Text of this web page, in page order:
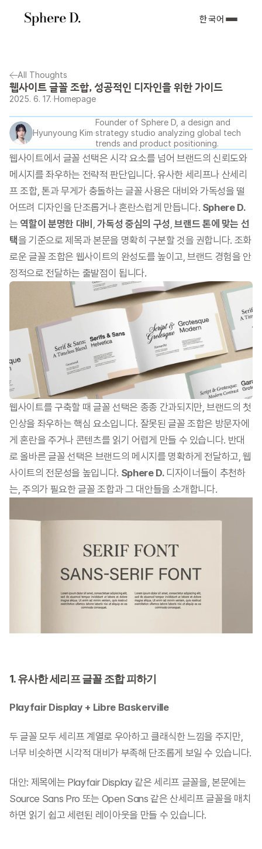
한국어
All Thoughts
웹사이트 글꼴 조합, 성공적인 디자인을 위한 가이드
2025. 6. 17. Homepage
Hyunyoung Kim
Founder of Sphere D, a design and
strategy studio analyzing global tech
trends and product positioning.
웹사이트에서 글꼴 선택은 시각 요소를 넘어 브랜드의 신뢰도와
메시지를 좌우하는 전략적 판단입니다. 유사한 세리프나 산세리
프 조합, 톤과 무게가 충돌하는 글꼴 사용은 대비와 가독성을 떨
어뜨려 디자인을 단조롭거나 혼란스럽게 만듭니다. Sphere D.
는 역할이 분명한 대비 , 가독성 중심의 구성, 브랜드 톤에 맞는 선
택을 기준으로 제목과 본문을 명확히 구분할 것을 권합니다. 조화
로운 글꼴 조합은 웹사이트의 완성도를 높이고, 브랜드 경험을 안
정적으로 전달하는 출발점이 됩니다.
웹사이트를 구축할 때 글꼴 선택은 종종 간과되지만, 브랜드의 첫
인상을 좌우하는 핵심 요소입니다. 잘못된 글꼴 조합은 방문자에
게 혼란을 주거나 콘텐츠를 읽기 어렵게 만들 수 있습니다. 반대
로 올바른 글꼴 선택은 브랜드의 메시지를 명확하게 전달하고, 웹
사이트의 전문성을 높입니다. Sphere D. 디자이너들이 추천하
는, 주의가 필요한 글꼴 조합과 그 대안들을 소개합니다.
1. 유사한 세리프 글꼴 조합 피하기
Playfair Display + Libre Baskerville
두 글꼴 모두 세리프 계열로 우아하고 클래식한 느낌을 주지만,
너무 비슷하면 시각적 대비가 부족해 단조롭게 보일 수 있습니다.
대안: 제목에는 Playfair Display 같은 세리프 글꼴을, 본문에는
Source Sans Pro 또는 Open Sans 같은 산세리프 글꼴을 매치
하면 읽기 쉽고 세련된 레이아웃을 만들 수 있습니다.